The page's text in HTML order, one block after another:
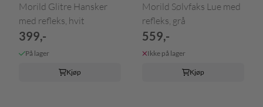
Morild Glitre Hansker
med refleks, hvit
399,-
På lager
Kjøp
Morild Sølvfaks Lue med
refleks, grå
559,-
Ikke på lager
Kjøp